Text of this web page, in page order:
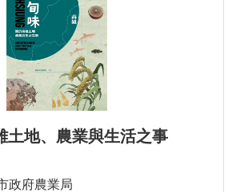
土地、農業與生活之事
政府農業局